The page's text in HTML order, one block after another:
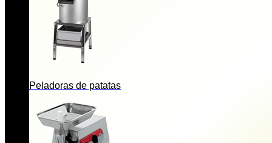
Peladoras de patatas